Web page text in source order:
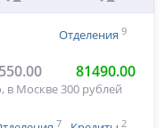
Отделения 9
81490.00
в Москве 300 рублей
7 2